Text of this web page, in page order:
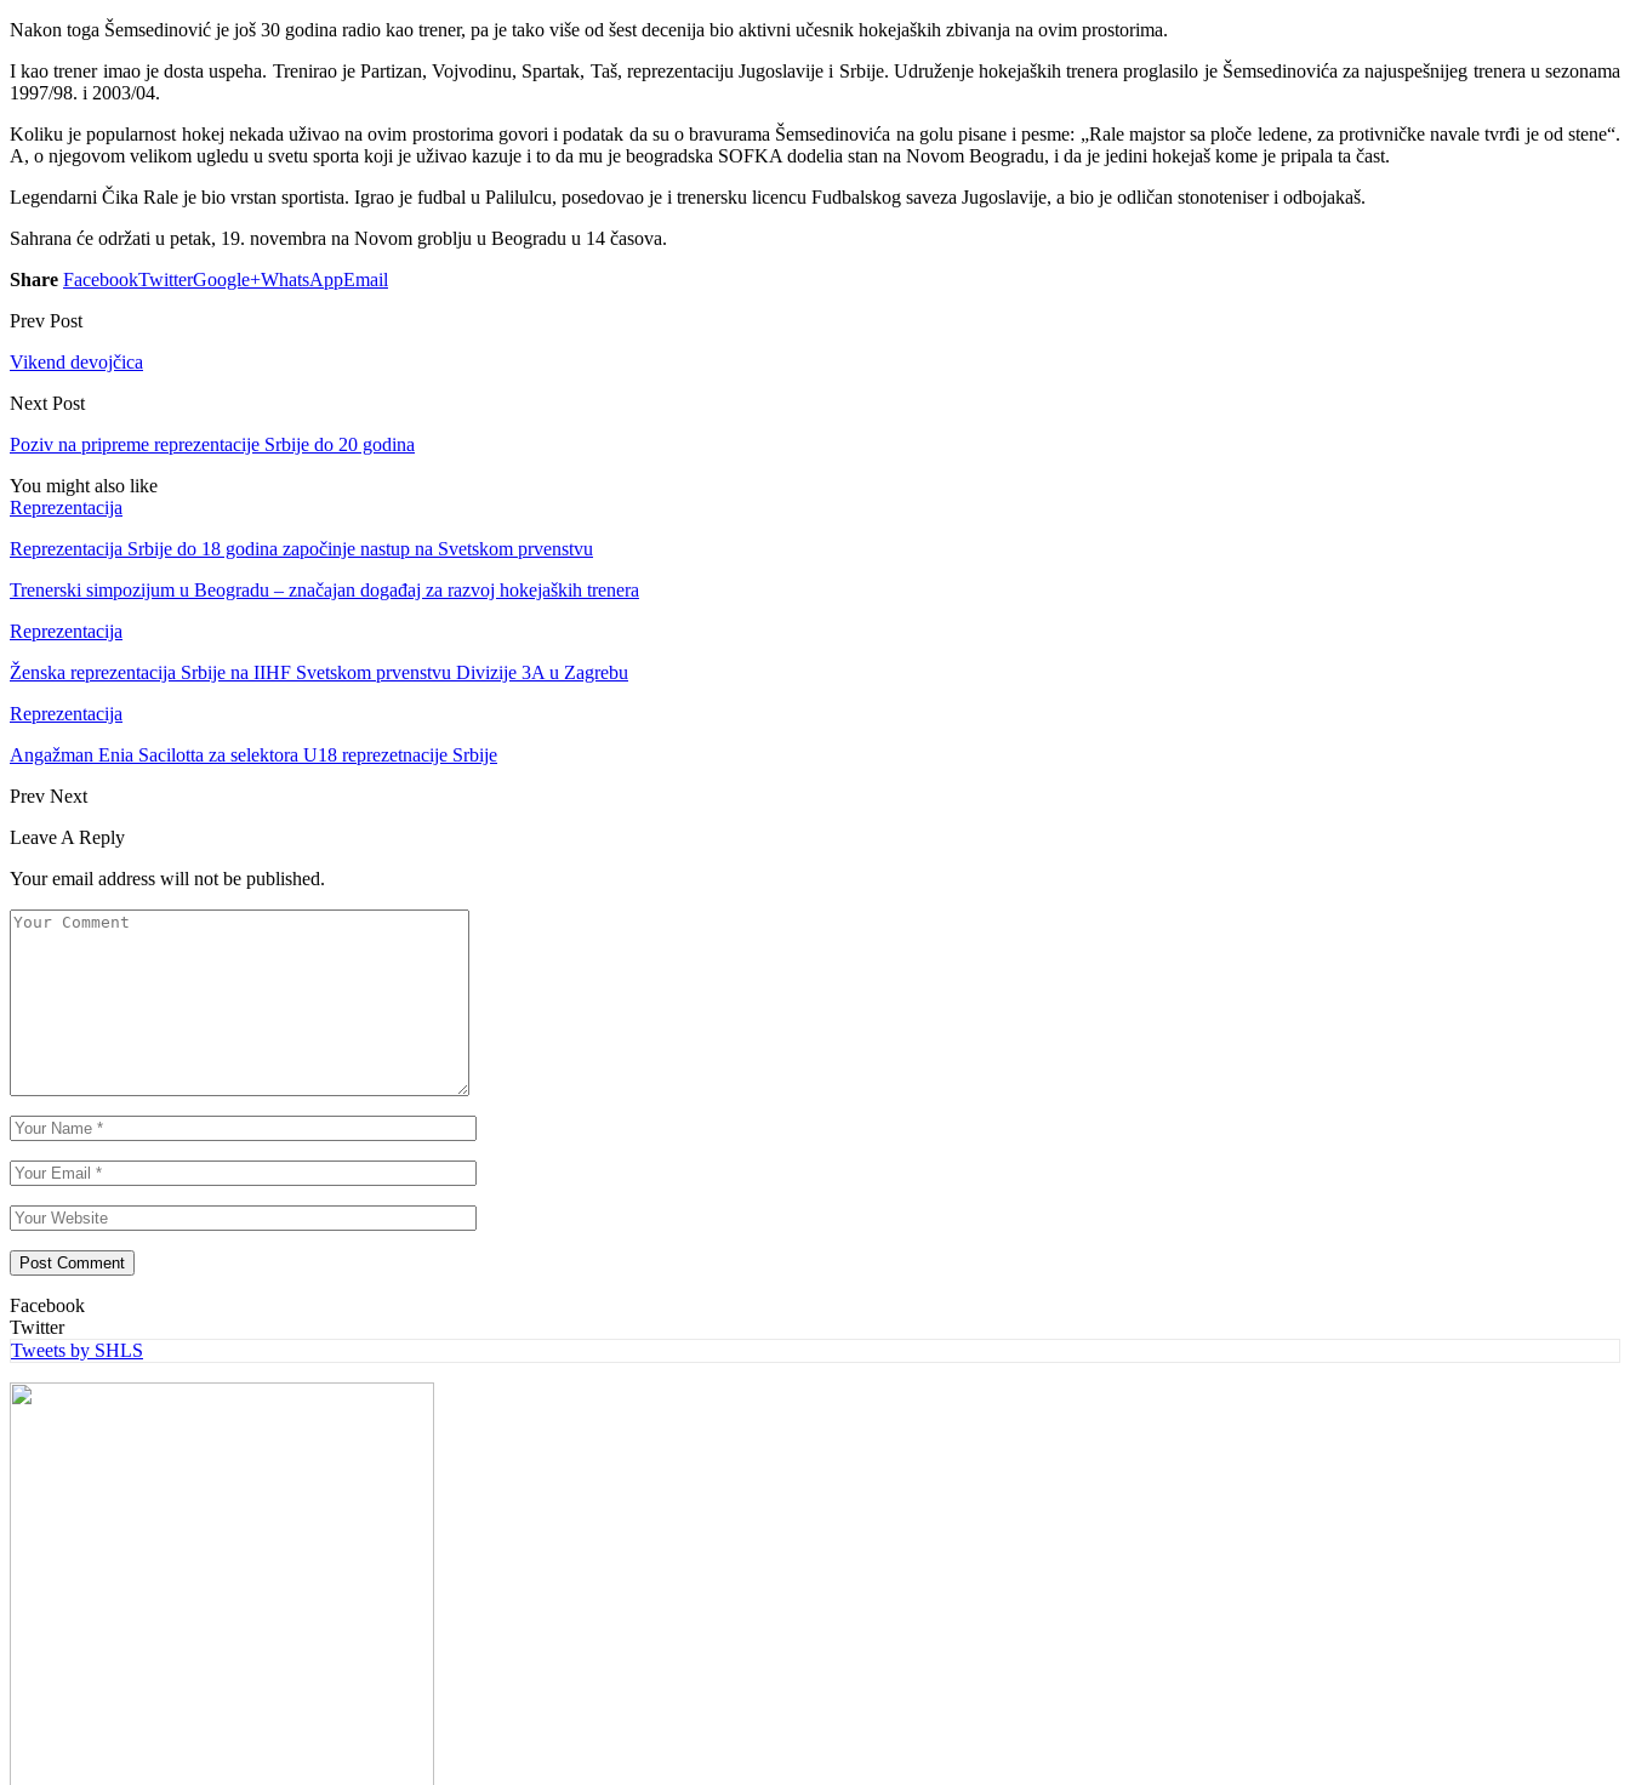
Nakon toga Šemsedinović je još 30 godina radio kao trener, pa je tako više od šest decenija bio aktivni učesnik hokejaških zbivanja na ovim prostorima.
I kao trener imao je dosta uspeha. Trenirao je Partizan, Vojvodinu, Spartak, Taš, reprezentaciju Jugoslavije i Srbije. Udruženje hokejaških trenera proglasilo je Šemsedinovića za najuspešnijeg trenera u sezonama
1997/98. i 2003/04.
Koliku je popularnost hokej nekada uživao na ovim prostorima govori i podatak da su o bravurama Šemsedinovića na golu pisane i pesme: „Rale majstor sa ploče ledene, za protivničke navale tvrđi je od stene“.
A, o njegovom velikom ugledu u svetu sporta koji je uživao kazuje i to da mu je beogradska SOFKA dodelia stan na Novom Beogradu, i da je jedini hokejaš kome je pripala ta čast.
Legendarni Čika Rale je bio vrstan sportista. Igrao je fudbal u Palilulcu, posedovao je i trenersku licencu Fudbalskog saveza Jugoslavije, a bio je odličan stonoteniser i odbojakaš.
Sahrana će održati u petak, 19. novembra na Novom groblju u Beogradu u 14 časova.
Share FacebookTwitterGoogle+WhatsAppEmail
Prev Post
Vikend devojčica
Next Post
Poziv na pripreme reprezentacije Srbije do 20 godina
You might also like
Reprezentacija
Reprezentacija Srbije do 18 godina započinje nastup na Svetskom prvenstvu
Trenerski simpozijum u Beogradu – značajan događaj za razvoj hokejaških trenera
Reprezentacija
Ženska reprezentacija Srbije na IIHF Svetskom prvenstvu Divizije 3A u Zagrebu
Reprezentacija
Angažman Enia Sacilotta za selektora U18 reprezetnacije Srbije
Prev Next
Leave A Reply
Your email address will not be published.
Facebook
Twitter
Tweets by SHLS